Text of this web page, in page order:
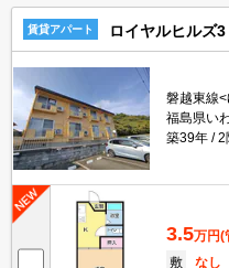
賃貸アパート ロイヤルヒルズ3
磐越東線
福島県い
築39年
2
3.5万円(
敷
なし